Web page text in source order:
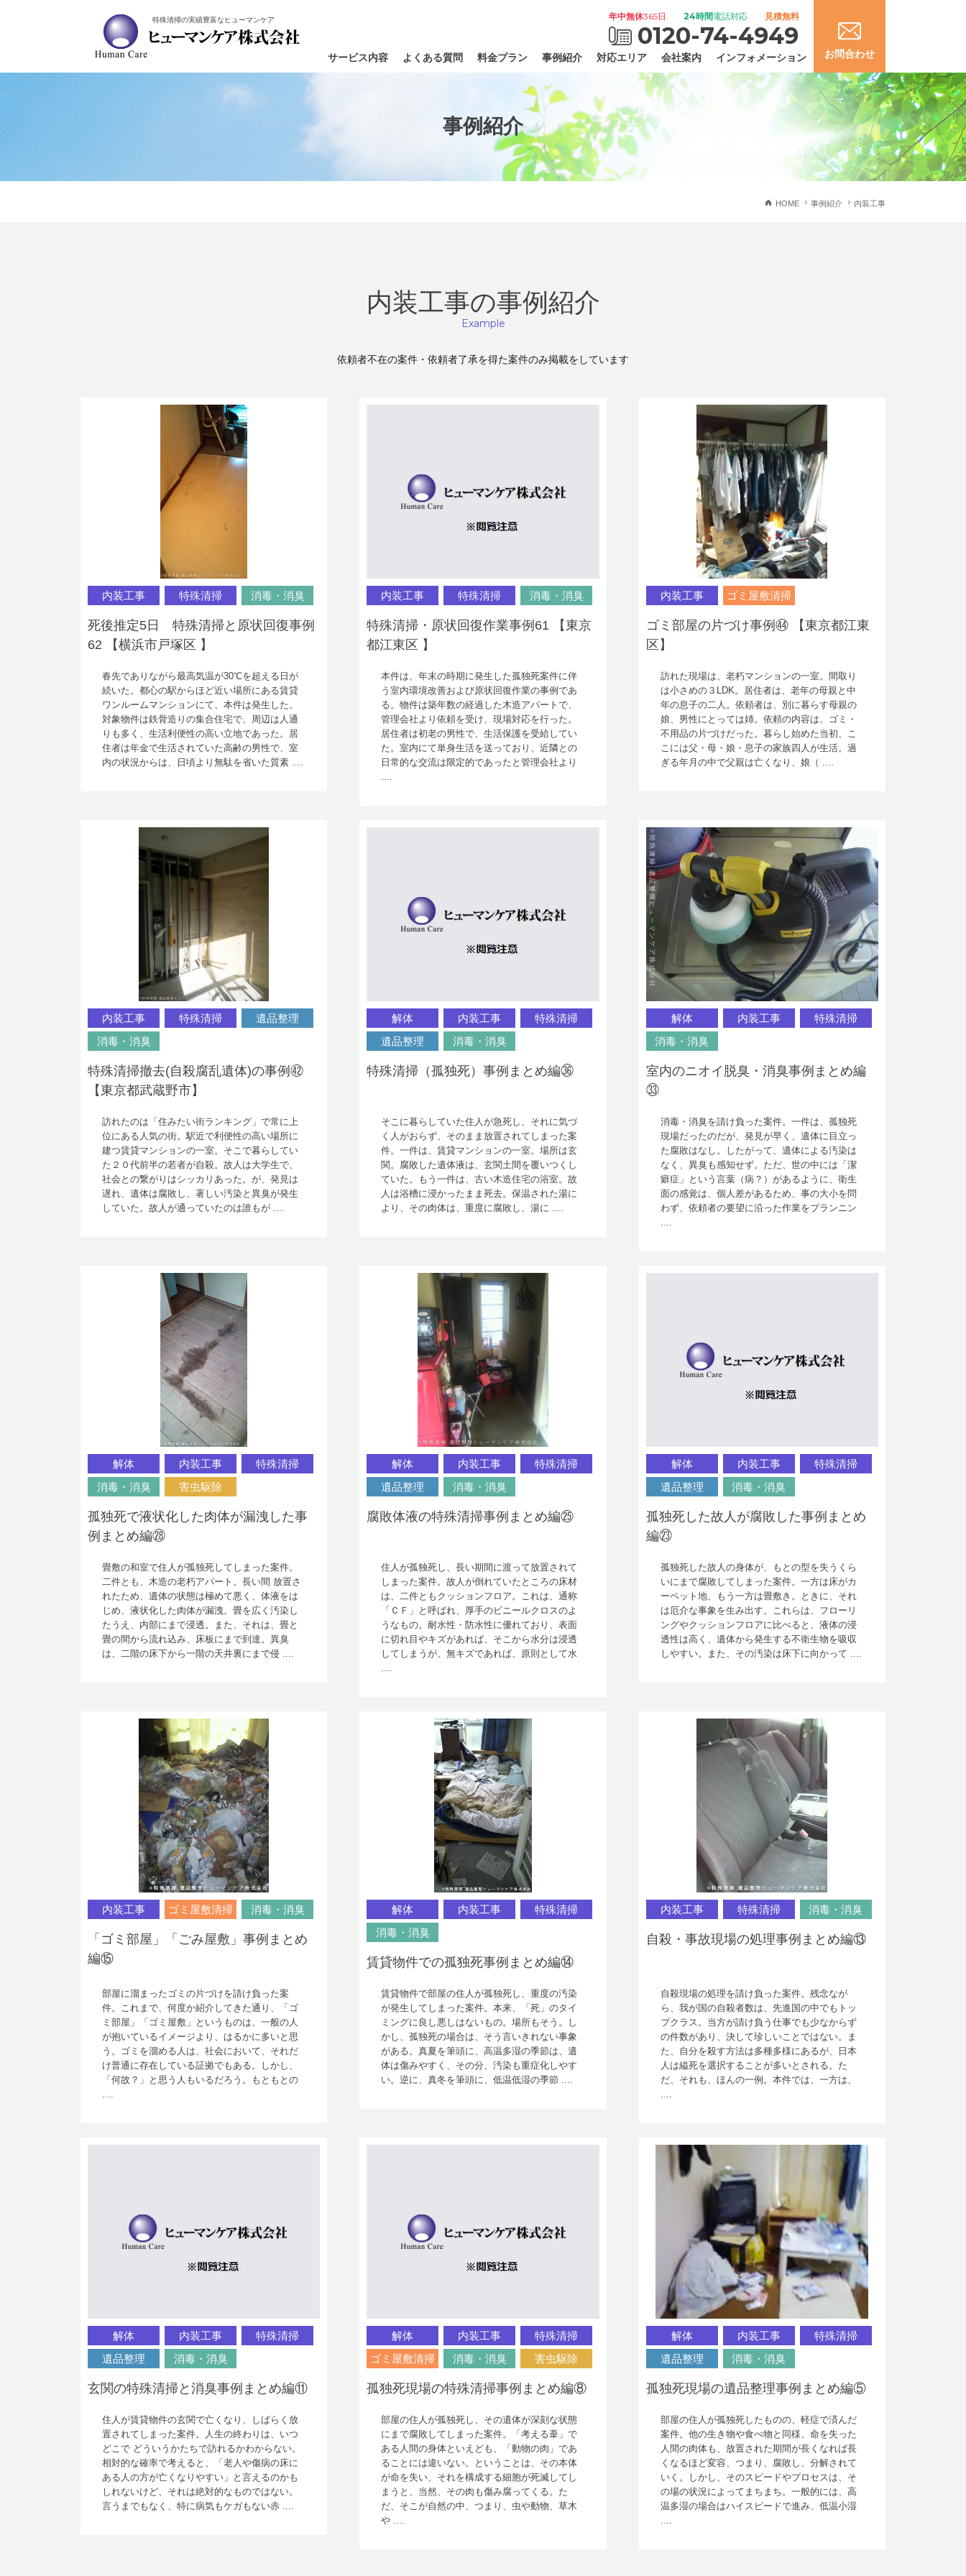
特殊清掃の実績豊富なヒューマンケア
サービス内容 よくある質問 料金プラン 事例紹介 対応エリア 会社案内 インフォメーション お問合わせ
年中無休365日 24時間電話対応 見積無料
0120-74-4949
事例紹介
HOME 事例紹介 内装工事
内装工事の事例紹介
Example
依頼者不在の案件・依頼者了承を得た案件のみ掲載をしています
内装工事 特殊清掃 消毒・消臭
死後推定5日 特殊清掃と原状回復事例
62 【横浜市戸塚区 】
春先でありながら最高気温が30℃を超える日が
続いた。都心の駅からほど近い場所にある賃貸
ワンルームマンションにて、本件は発生した。
対象物件は鉄骨造りの集合住宅で、周辺は人通
りも多く、生活利便性の高い立地であった。居
住者は年金で生活されていた高齢の男性で、室
内の状況からは、日頃より無駄を省いた質素 ....
内装工事 特殊清掃 消毒・消臭
特殊清掃・原状回復作業事例61 【東京
都江東区 】
本件は、年末の時期に発生した孤独死案件に伴
う室内環境改善および原状回復作業の事例であ
る。物件は築年数の経過した木造アパートで、
管理会社より依頼を受け、現場対応を行った。
居住者は初老の男性で、生活保護を受給してい
た。室内にて単身生活を送っており、近隣との
日常的な交流は限定的であったと管理会社より
....
内装工事 ゴミ屋敷清掃
ゴミ部屋の片づけ事例㊹ 【東京都江東
区】
訪れた現場は、老朽マンションの一室。間取り
は小さめの３LDK。居住者は、老年の母親と中
年の息子の二人。依頼者は、別に暮らす母親の
娘、男性にとっては姉。依頼の内容は、ゴミ・
不用品の片づけだった。暮らし始めた当初、こ
こには父・母・娘・息子の家族四人が生活。過
ぎる年月の中で父親は亡くなり、娘（ ....
内装工事 特殊清掃
遺品整理
消毒・消臭
特殊清掃撤去(自殺腐乱遺体)の事例㊷
【東京都武蔵野市】
訪れたのは「住みたい街ランキング」で常に上
位にある人気の街。駅近で利便性の高い場所に
建つ賃貸マンションの一室。そこで暮らしてい
た２０代前半の若者が自殺。故人は大学生で、
社会との繋がりはシッカリあった。が、発見は
遅れ、遺体は腐敗し、著しい汚染と異臭が発生
していた。故人が通っていたのは誰もが ....
解体 内装工事
特殊清掃
遺品整理
消毒・消臭
特殊清掃（孤独死）事例まとめ編㊱
そこに暮らしていた住人が急死し、それに気づ
く人がおらず、そのまま放置されてしまった案
件。一件は、賃貸マンションの一室。場所は玄
関。腐敗した遺体液は、玄関土間を覆いつくし
ていた。もう一件は、古い木造住宅の浴室。故
人は浴槽に浸かったまま死去。保温された湯に
より、その肉体は、重度に腐敗し、湯に ....
解体 内装工事
特殊清掃
消毒・消臭
室内のニオイ脱臭・消臭事例まとめ編
㉝
消毒・消臭を請け負った案件。一件は、孤独死
現場だったのだが、発見が早く、遺体に目立っ
た腐敗はなし。したがって、遺体による汚染は
なく、異臭も感知せず。ただ、世の中には「潔
癖症」という言葉（病？）があるように、衛生
面の感覚は、個人差があるため、事の大小を問
わず、依頼者の要望に沿った作業をプランニン
....
解体 内装工事
特殊清掃
消毒・消臭
害虫駆除
孤独死で液状化した肉体が漏洩した事
例まとめ編㉘
畳敷の和室で住人が孤独死してしまった案件。
二件とも、木造の老朽アパート。長い間 放置さ
れたため、遺体の状態は極めて悪く、体液をは
じめ、液状化した肉体が漏洩。畳を広く汚染し
たうえ、内部にまで浸透。また、それは、畳と
畳の間から流れ込み、床板にまで到達。異臭
は、二階の床下から一階の天井裏にまで侵 ....
解体 内装工事
特殊清掃
遺品整理
消毒・消臭
腐敗体液の特殊清掃事例まとめ編㉕
住人が孤独死し、長い期間に渡って放置されて
しまった案件。故人が倒れていたところの床材
は、二件ともクッションフロア。これは、通称
「ＣＦ」と呼ばれ、厚手のビニールクロスのよ
うなもの。耐水性・防水性に優れており、表面
に切れ目やキズがあれば、そこから水分は浸透
してしまうが、無キズであれば、原則として水
....
解体 内装工事
特殊清掃
遺品整理
消毒・消臭
孤独死した故人が腐敗した事例まとめ
編㉓
孤独死した故人の身体が、もとの型を失うくら
いにまで腐敗してしまった案件。一方は床がカ
ーペット地、もう一方は畳敷き。ときに、それ
は厄介な事象を生み出す。これらは、フローリ
ングやクッションフロアに比べると、液体の浸
透性は高く、遺体から発生する不衛生物を吸収
しやすい。また、その汚染は床下に向かって ....
内装工事 ゴミ屋敷清掃 消毒・消臭
「ゴミ部屋」「ごみ屋敷」事例まとめ
編⑮
部屋に溜まったゴミの片づけを請け負った案
件。これまで、何度か紹介してきた通り、「ゴ
ミ部屋」「ゴミ屋敷」というものは、一般の人
が抱いているイメージより、はるかに多いと思
う。ゴミを溜める人は、社会において、それだ
け普通に存在している証拠でもある。しかし、
「何故？」と思う人もいるだろう。もともとの
....
解体 内装工事
特殊清掃
消毒・消臭
賃貸物件での孤独死事例まとめ編⑭
賃貸物件で部屋の住人が孤独死し、重度の汚染
が発生してしまった案件。本来、「死」のタイ
ミングに良し悪しはないもの。場所もそう。し
かし、孤独死の場合は、そう言いきれない事象
がある。真夏を筆頭に、高温多湿の季節は、遺
体は傷みやすく、その分、汚染も重症化しやす
い。逆に、真冬を筆頭に、低温低湿の季節 ....
内装工事 特殊清掃 消毒・消臭
自殺・事故現場の処理事例まとめ編⑬
自殺現場の処理を請け負った案件。残念なが
ら、我が国の自殺者数は、先進国の中でもトッ
プクラス。当方が請け負う仕事でも少なからず
の件数があり、決して珍しいことではない。ま
た、自分を殺す方法は多種多様にあるが、日本
人は縊死を選択することが多いとされる。た
だ、それも、ほんの一例。本件では、一方は、
....
解体 内装工事
特殊清掃
遺品整理
消毒・消臭
玄関の特殊清掃と消臭事例まとめ編⑪
住人が賃貸物件の玄関で亡くなり、しばらく放
置されてしまった案件。人生の終わりは、いつ
どこで どういうかたちで訪れるかわからない。
相対的な確率で考えると、「老人や傷病の床に
ある人の方が亡くなりやすい」と言えるのかも
しれないけど、それは絶対的なものではない。
言うまでもなく、特に病気もケガもない赤 ....
解体 内装工事
特殊清掃
ゴミ屋敷清掃
消毒・消臭 害虫駆除
孤独死現場の特殊清掃事例まとめ編⑧
部屋の住人が孤独死し、その遺体が深刻な状態
にまで腐敗してしまった案件。「考える葦」で
ある人間の身体といえども、「動物の肉」であ
ることには違いない。ということは、その本体
が命を失い、それを構成する細胞が死滅してし
まうと、当然、その肉も傷み腐ってくる。た
だ、そこが自然の中、つまり、虫や動物、草木
や ....
解体 内装工事
特殊清掃
遺品整理
消毒・消臭
孤独死現場の遺品整理事例まとめ編⑤
部屋の住人が孤独死したものの、軽症で済んだ
案件。他の生き物や食べ物と同様、命を失った
人間の肉体も、放置された期間が長くなれば長
くなるほど変容、つまり、腐敗し、分解されて
いく。しかし、そのスピードやプロセスは、そ
の場の状況によってまちまち。一般的には、高
温多湿の場合はハイスピードで進み、低温小湿
....